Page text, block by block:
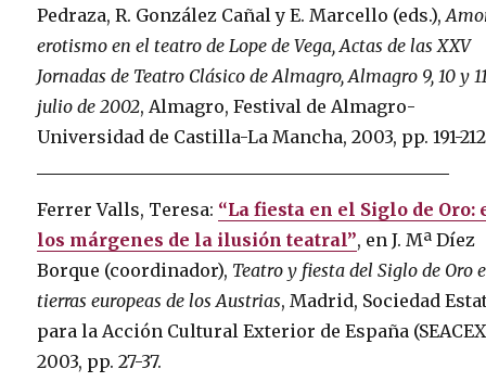
Pedraza, R. González Cañal y E. Marcello (eds.),
erotismo en el teatro de Lope de Vega, Actas de las XXV
Jornadas de Teatro Clásico de Almagro, Almagro 9, 10 y
julio de 2002, Almagro, Festival de Almagro-
Universidad de Castilla-La Mancha, 2003, pp. 191-
Ferrer Valls, Teresa: “La fiesta en el Siglo de Oro:
los márgenes de la ilusión teatral”, en J. Mª Díez
Borque (coordinador), Teatro y fiesta del Siglo de Oro
tierras europeas de los Austrias, Madrid, Sociedad
para la Acción Cultural Exterior de España
2003, pp. 27-37.